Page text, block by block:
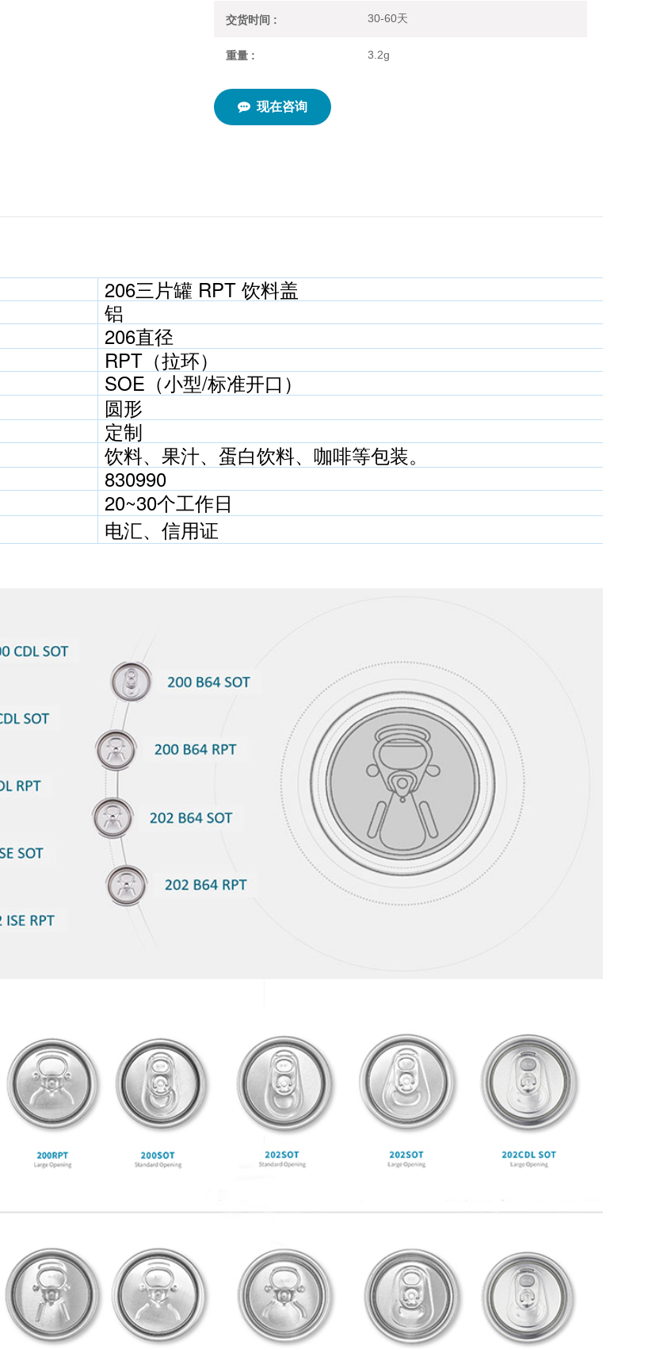
交货时间 : 30-60天
重量 : 3.2g
现在咨询
206三片罐 RPT 饮料盖
铝
206直径
RPT（拉环）
SOE（小型/标准开口）
圆形
定制
饮料、果汁、蛋白饮料、咖啡等包装。
830990
20~30个工作日
电汇、信用证